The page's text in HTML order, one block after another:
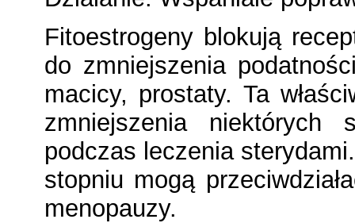
Fitoestrogeny blokują
do zmniejszenia
macicy, prostaty. Ta
zmniejszenia niektórych
podczas leczenia
stopniu mogą
menopauzy.